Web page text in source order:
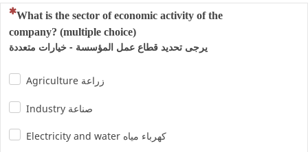
(This question is mandatory)
What is the sector of economic activity of the
company? (multiple choice)
يرجى تحديد قطاع عمل المؤسسة - خيارات متعددة
Agriculture زراعة
Industry صناعة
Electricity and water كهرباء مياه